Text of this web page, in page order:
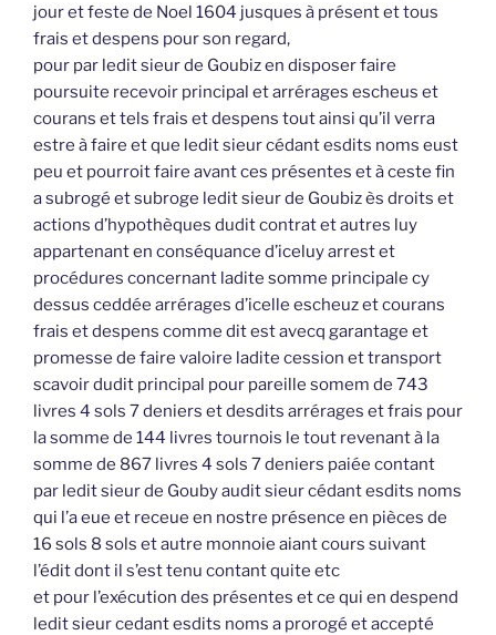
jour et feste de Noel 1604 jusques à présent et tous
frais et despens pour son regard,
pour par ledit sieur de Goubiz en disposer faire
poursuite recevoir principal et arrérages escheus et
courans et tels frais et despens tout ainsi qu’il verra
estre à faire et que ledit sieur cédant esdits noms eust
peu et pourroit faire avant ces présentes et à ceste fin
a subrogé et subroge ledit sieur de Goubiz ès droits et
actions d’hypothèques dudit contrat et autres luy
appartenant en conséquance d’iceluy arrest et
procédures concernant ladite somme principale cy
dessus ceddée arrérages d’icelle escheuz et courans
frais et despens comme dit est avecq garantage et
promesse de faire valoire ladite cession et transport
scavoir dudit principal pour pareille somem de 743
livres 4 sols 7 deniers et desdits arrérages et frais pour
la somme de 144 livres tournois le tout revenant à la
somme de 867 livres 4 sols 7 deniers paiée contant
par ledit sieur de Gouby audit sieur cédant esdits noms
qui l’a eue et receue en nostre présence en pièces de
16 sols 8 sols et autre monnoie aiant cours suivant
l’édit dont il s’est tenu contant quite etc
et pour l’exécution des présentes et ce qui en despend
ledit sieur cedant esdits noms a prorogé et accepté